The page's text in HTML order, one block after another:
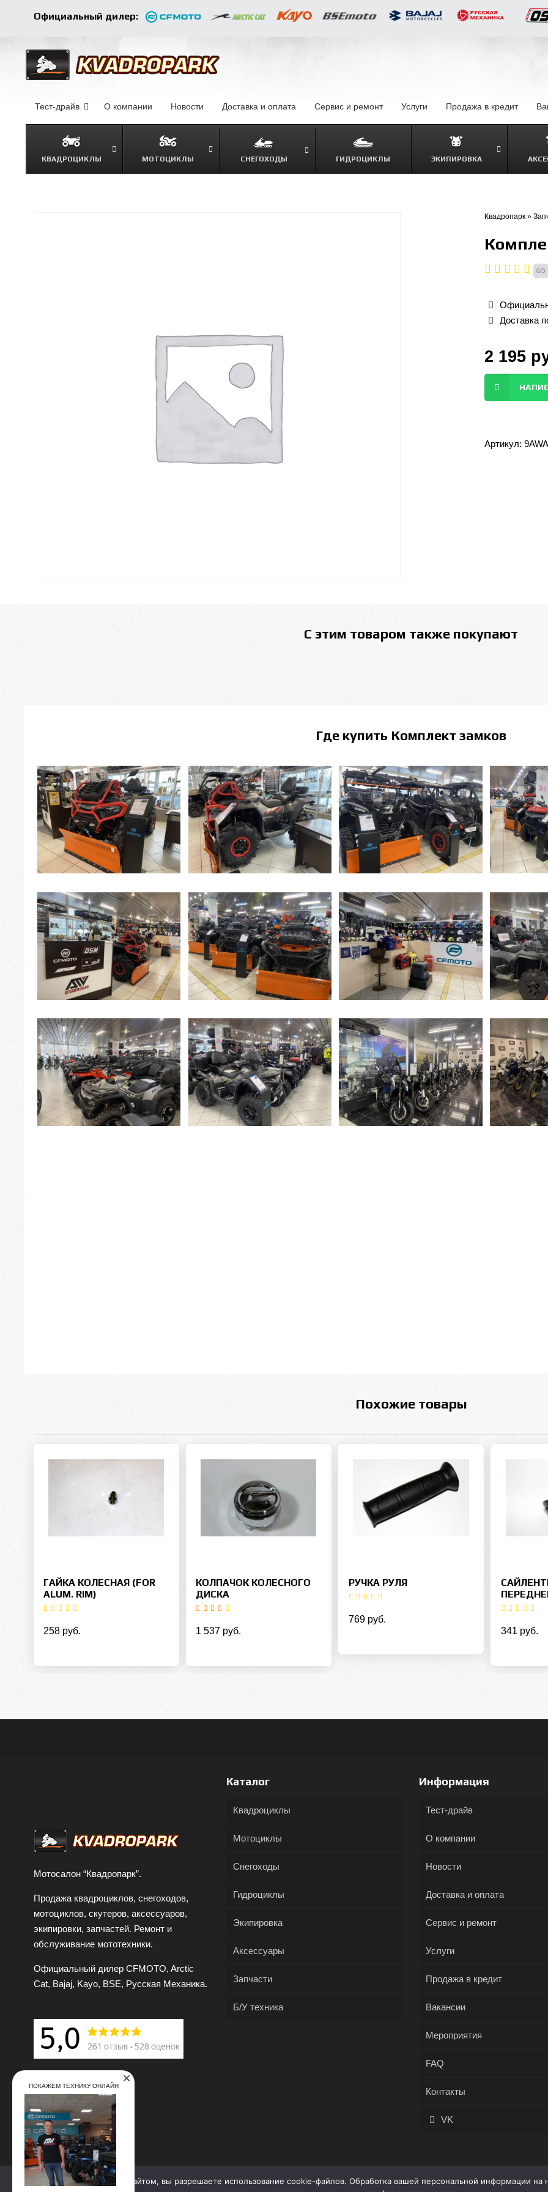
Официальный дилер:
Тест-драйв О компании Новости Доставка и оплата Сервис и ремонт Услуги Продажа в кредит–
КВАДРОЦИКЛЫ МОТОЦИКЛЫ СНЕГОХОДЫ
ГИДРОЦИКЛЫ
ЭКИПИРОВКА
Квадропарк »
0/5
Доставка
2 195
Артикул:
С этим товаром также покупают
Где купить Комплект замков
Похожие товары
ГАЙКА КОЛЕСНАЯ (FOR
ALUM. RIM)
258 руб.
КОЛПАЧОК КОЛЕСНОГО
ДИСКА
1 537 руб.
РУЧКА РУЛЯ
769 руб.
341 руб.
Мотосалон “Квадропарк”.
Продажа квадроциклов, снегоходов,
мотоциклов, скутеров, аксессуаров,
экипировки, запчастей. Ремонт и
обслуживание мототехники.
Официальный дилер CFMOTO, Arctic
Cat, Bajaj, Kayo, BSE, Русская Механика.
Каталог
Квадроциклы
Мотоциклы
Снегоходы
Гидроциклы
Экипировка
Аксессуары
Запчасти
Б/У техника
Информация
Тест-драйв
О компании
Новости
Доставка и оплата
Сервис и ремонт
Услуги
Продажа в кредит
Вакансии
Мероприятия
FAQ
Контакты
VK
Продолжая работу с сайтом, вы разрешаете использование cookie-файлов. Обработка вашей персональной информации на
ПОКАЖЕМ ТЕХНИКУ ОНЛАЙН